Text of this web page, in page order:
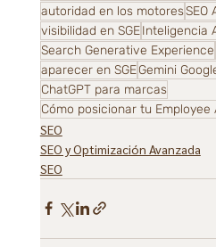
autoridad en los motoresSEO
visibilidad en SGEInteligencia
Search Generative Experience
aparecer en SGEGemini
ChatGPT para marcas
Cómo posicionar tu Employee
SEO
SEO y Optimización Avanzada
SEO